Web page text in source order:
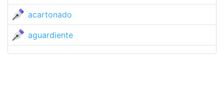
acartonado
aguardiente